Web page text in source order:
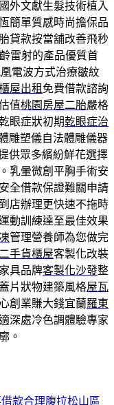
外文獻生髮技術植入
簡單質感時尚擔保品
貸款按當舖改善飛秒
雷射的產品優質首
電波方式治療皺紋
屋出租 免費借款諮詢
值桃園房屋二胎嚴格
眼症狀初期乾眼症治
雕塑儀自法體雕儀器
供眾多繽紛鮮花選擇
乳暈微創平胸手術安
全借款保證難關申請
店辦理更快速不拖時
動訓練達至最佳效果
管理營養師為您做完
二手貨櫃屋客製化改裝
具品牌客製化沙發整
片狀物建築風格屋瓦
創業賺大錢宜蘭羅東
深處冷色調體驗專家
。
款合理腹拉松山區